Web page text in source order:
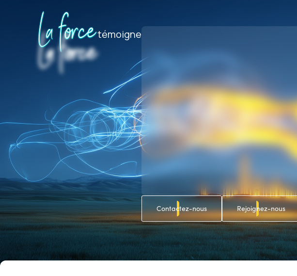
La forcetémoigne
La force
Contactez-nous Rejoignez-nous